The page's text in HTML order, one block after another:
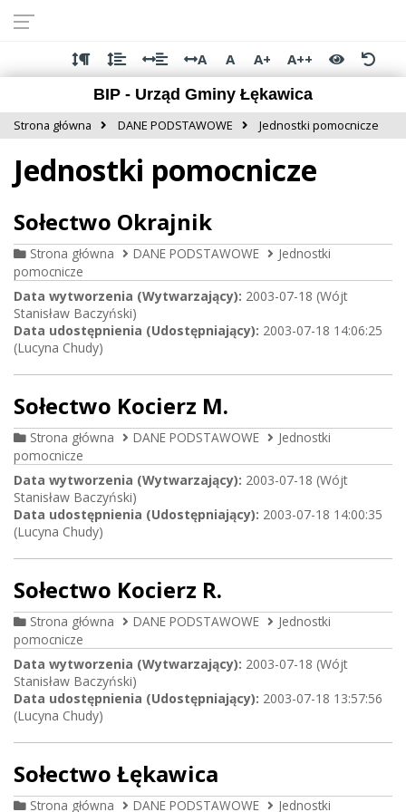
dostępności
głównej
treści
menu
stopki
A A A+
A++
BIP - Urząd Gminy Łękawica
Strona główna DANE PODSTAWOWE Jednostki pomocnicze
Jednostki pomocnicze
Sołectwo Okrajnik
Strona główna DANE PODSTAWOWE
Jednostki
pomocnicze
Data wytworzenia (Wytwarzający): 2003-07-18 (Wójt
Stanisław Baczyński)
Data udostępnienia (Udostępniający): 2003-07-18 14:06:25
(Lucyna Chudy)
Sołectwo Kocierz M.
Strona główna DANE PODSTAWOWE
Jednostki
pomocnicze
Data wytworzenia (Wytwarzający): 2003-07-18 (Wójt
Stanisław Baczyński)
Data udostępnienia (Udostępniający): 2003-07-18 14:00:35
(Lucyna Chudy)
Sołectwo Kocierz R.
Strona główna DANE PODSTAWOWE
Jednostki
pomocnicze
Data wytworzenia (Wytwarzający): 2003-07-18 (Wójt
Stanisław Baczyński)
Data udostępnienia (Udostępniający): 2003-07-18 13:57:56
(Lucyna Chudy)
Sołectwo Łękawica
Strona główna DANE PODSTAWOWE Jednostki